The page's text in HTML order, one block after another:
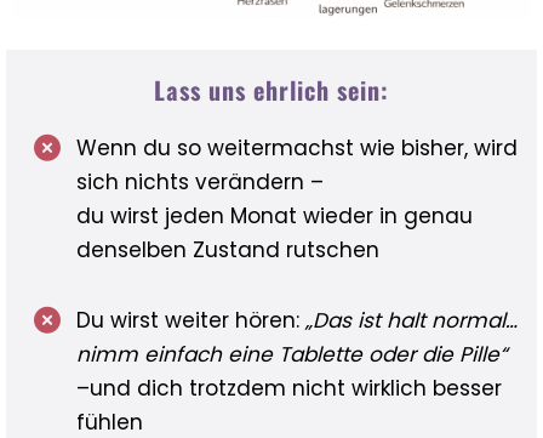
Lass uns ehrlich sein:
Wenn du so weitermachst wie bisher, wird
sich nichts verändern –
du wirst jeden Monat wieder in genau
denselben Zustand rutschen
Du wirst weiter hören: „Das ist halt normal…
nimm einfach eine Tablette oder die Pille“
–und dich trotzdem nicht wirklich besser
fühlen